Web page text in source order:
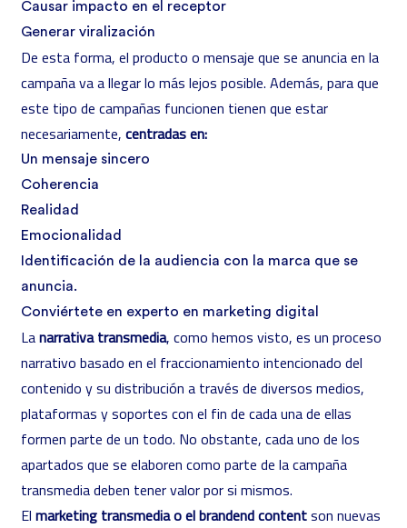
Causar impacto en el receptor
Generar viralización
De esta forma, el producto o mensaje que se anuncia en la
campaña va a llegar lo más lejos posible. Además, para que
este tipo de campañas funcionen tienen que estar
necesariamente, centradas en:
Un mensaje sincero
Coherencia
Realidad
Emocionalidad
Identificación de la audiencia con la marca que se
anuncia.
Conviértete en experto en marketing digital
Lanarrativa transmedia, como hemos visto, es un proceso
narrativo basado en el fraccionamiento intencionado del
contenido y su distribución a través de diversos medios,
plataformas y soportes con el fin de cada una de ellas
formen parte de un todo. No obstante, cada uno de los
apartados que se elaboren como parte de la campaña
transmedia deben tener valor por si mismos.
El marketing transmedia o el brandend contentson nuevas